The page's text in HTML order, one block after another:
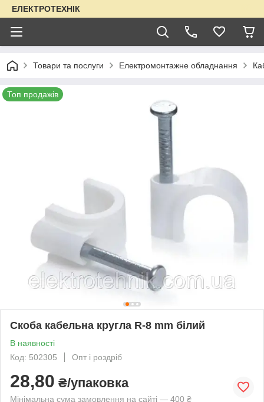
ЕЛЕКТРОТЕХНІК
Товари та послуги Електромонтажне обладнання
Топ продажів
Скоба кабельна кругла R-8 mm білий
В наявності
Код: 502305
Опт і роздріб
28,80 ₴/упаковка
Мінімальна сума замовлення на сайті — 400 ₴